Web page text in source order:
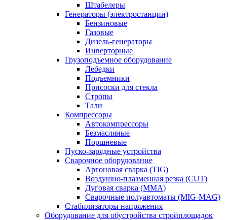
Штабелеры
Генераторы (электростанции)
Бензиновые
Газовые
Дизель-генераторы
Инверторные
Грузоподъемное оборудование
Лебедки
Подъемники
Присоски для стекла
Стропы
Тали
Компрессоры
Автокомпрессоры
Безмасляные
Поршневые
Пуско-зарядные устройства
Сварочное оборудование
Аргоновая сварка (TIG)
Воздушно-плазменная резка (CUT)
Дуговая сварка (ММА)
Сварочные полуавтоматы (MIG-MAG)
Стабилизаторы напряжения
Оборудование для обустройства стройплощадок